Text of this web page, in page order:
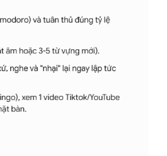
bận rộn nhưng vẫn